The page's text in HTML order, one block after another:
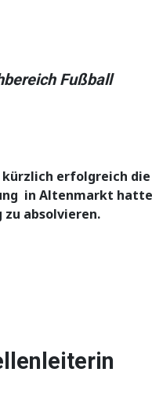
Fußball
erfolgreich die
in Altenmarkt
absolvieren.